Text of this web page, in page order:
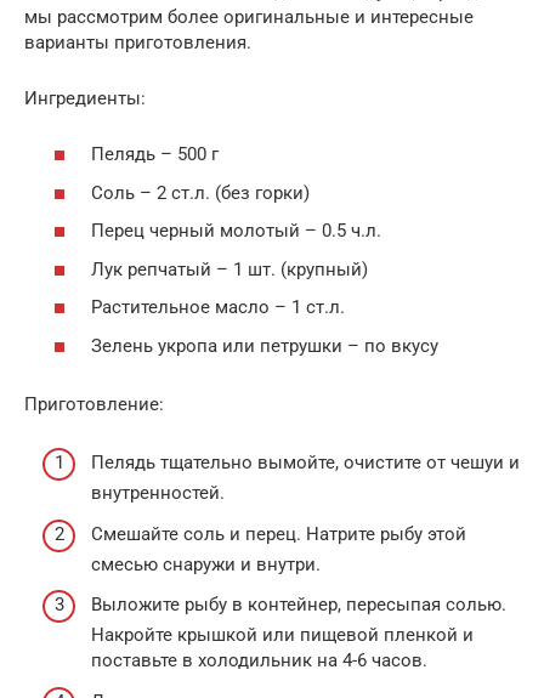
мы рассмотрим более оригинальные и интересные
варианты приготовления.
Ингредиенты:
Пелядь – 500 г
Соль – 2 ст.л. (без горки)
Перец черный молотый – 0.5 ч.л.
Лук репчатый – 1 шт. (крупный)
Растительное масло – 1 ст.л.
Зелень укропа или петрушки – по вкусу
Приготовление:
Пелядь тщательно вымойте, очистите от чешуи и
внутренностей.
Смешайте соль и перец. Натрите рыбу этой
смесью снаружи и внутри.
Выложите рыбу в контейнер, пересыпая солью.
Накройте крышкой или пищевой пленкой и
поставьте в холодильник на 4-6 часов.